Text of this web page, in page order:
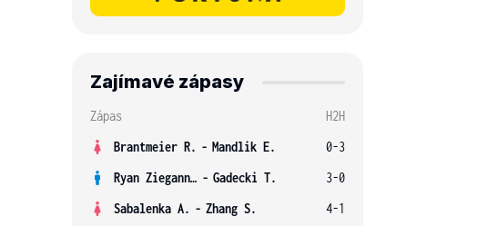
Zajímavé zápasy
Zápas
H2H
Brantmeier R. - Mandlik E.
0-3
Ryan Ziegann S. - Gadecki T.
3-0
Sabalenka A. - Zhang S.
4-1